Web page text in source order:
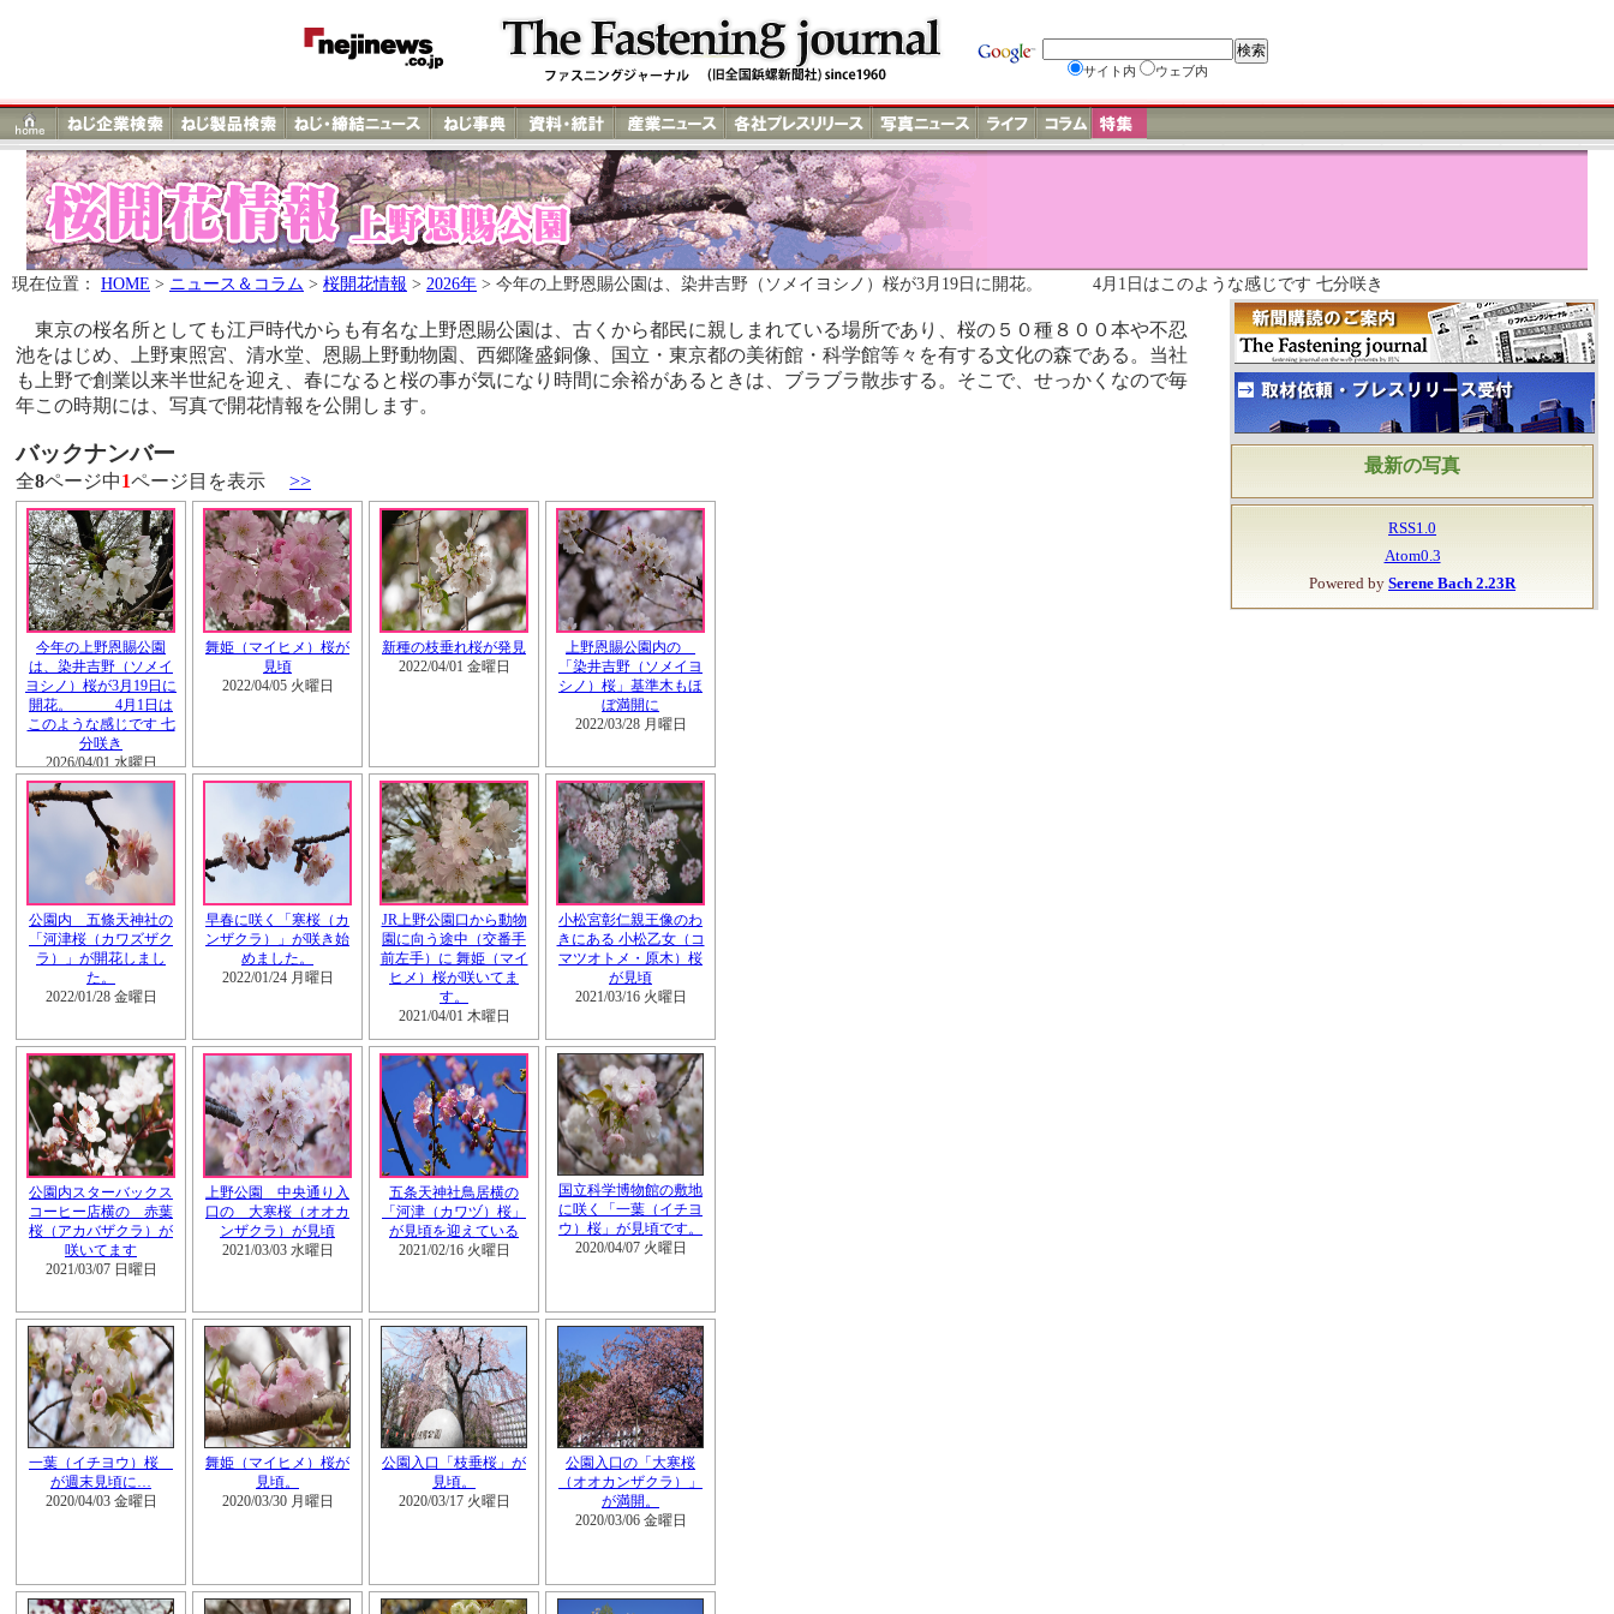
サイト内 ウェブ内
現在位置： HOME > ニュース＆コラム > 桜開花情報 > 2026年 > 今年の上野恩賜公園は、染井吉野（ソメイヨシノ）桜が3月19日に開花。 4月1日はこのような感じです 七分咲き
東京の桜名所としても江戸時代からも有名な上野恩賜公園は、古くから都民に親しまれている場所であり、桜の５０種８００本や不忍
池をはじめ、上野東照宮、清水堂、恩賜上野動物園、西郷隆盛銅像、国立・東京都の美術館・科学館等々を有する文化の森である。当社
も上野で創業以来半世紀を迎え、春になると桜の事が気になり時間に余裕があるときは、ブラブラ散歩する。そこで、せっかくなので毎
年この時期には、写真で開花情報を公開します。
バックナンバー
全8ページ中1ページ目を表示 >>
今年の上野恩賜公園
は、染井吉野（ソメイ
ヨシノ）桜が3月19日に
開花。 4月1日は
このような感じです 七
分咲き
2026/04/01 水曜日
舞姫（マイヒメ）桜が
見頃
2022/04/05 火曜日
新種の枝垂れ桜が発見
2022/04/01 金曜日
上野恩賜公園内の
「染井吉野（ソメイヨ
シノ）桜」基準木もほ
ぼ満開に
2022/03/28 月曜日
公園内 五條天神社の
「河津桜（カワズザク
ラ）」が開花しまし
た。
2022/01/28 金曜日
早春に咲く「寒桜（カ
ンザクラ）」が咲き始
めました。
2022/01/24 月曜日
JR上野公園口から動物
園に向う途中（交番手
前左手）に 舞姫（マイ
ヒメ）桜が咲いてま
す。
2021/04/01 木曜日
小松宮彰仁親王像のわ
きにある 小松乙女（コ
マツオトメ・原木）桜
が見頃
2021/03/16 火曜日
公園内スターバックス
コーヒー店横の 赤葉
桜（アカバザクラ）が
咲いてます
2021/03/07 日曜日
上野公園 中央通り入
口の 大寒桜（オオカ
ンザクラ）が見頃
2021/03/03 水曜日
五条天神社鳥居横の
「河津（カワヅ）桜」
が見頃を迎えている
2021/02/16 火曜日
国立科学博物館の敷地
に咲く「一葉（イチヨ
ウ）桜」が見頃です。
2020/04/07 火曜日
一葉（イチヨウ）桜
が週末見頃に…
2020/04/03 金曜日
舞姫（マイヒメ）桜が
見頃。
2020/03/30 月曜日
公園入口「枝垂桜」が
見頃。
2020/03/17 火曜日
公園入口の「大寒桜
（オオカンザクラ）」
が満開。
2020/03/06 金曜日
最新の写真
RSS1.0
Atom0.3
Powered by Serene Bach 2.23R